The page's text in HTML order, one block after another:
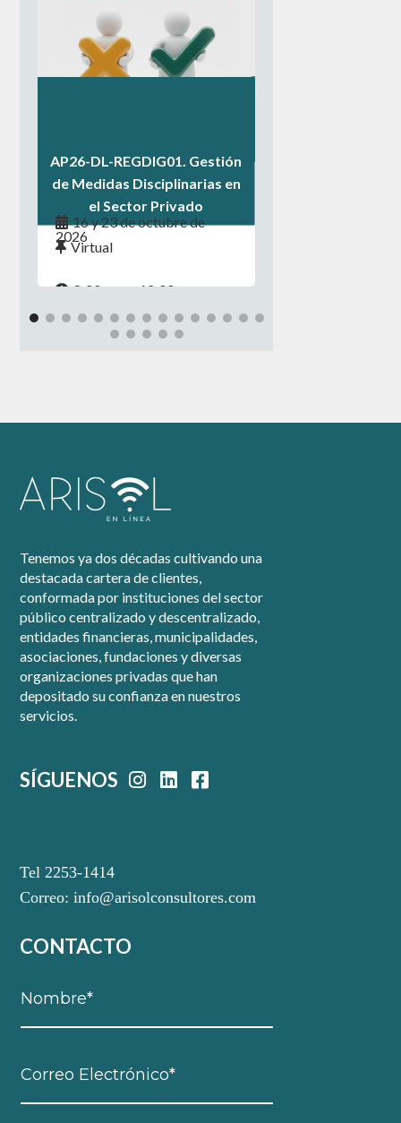
AP26-DL-REGDIG01. Gestión
de Medidas Disciplinarias en
el Sector Privado
Virtual
8:00 a.m. - 12:00 p.m.
16 y 23 de octubre de
2026
Tenemos ya dos décadas cultivando una
destacada cartera de clientes,
conformada por instituciones del sector
público centralizado y descentralizado,
entidades financieras, municipalidades,
asociaciones, fundaciones y diversas
organizaciones privadas que han
depositado su confianza en nuestros
servicios.
SÍGUENOS
Tel 2253-1414
Correo:info@arisolconsultores.com
CONTACTO